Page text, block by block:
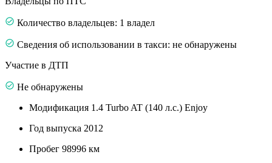
Количество владельцев: 1 владел
Сведения об использовании в такси: не обнаружены
Участие в ДТП
Не обнаружены
Модификация 1.4 Turbo AT (140 л.с.) Enjoy
Год выпуска 2012
Пробег 98996 км